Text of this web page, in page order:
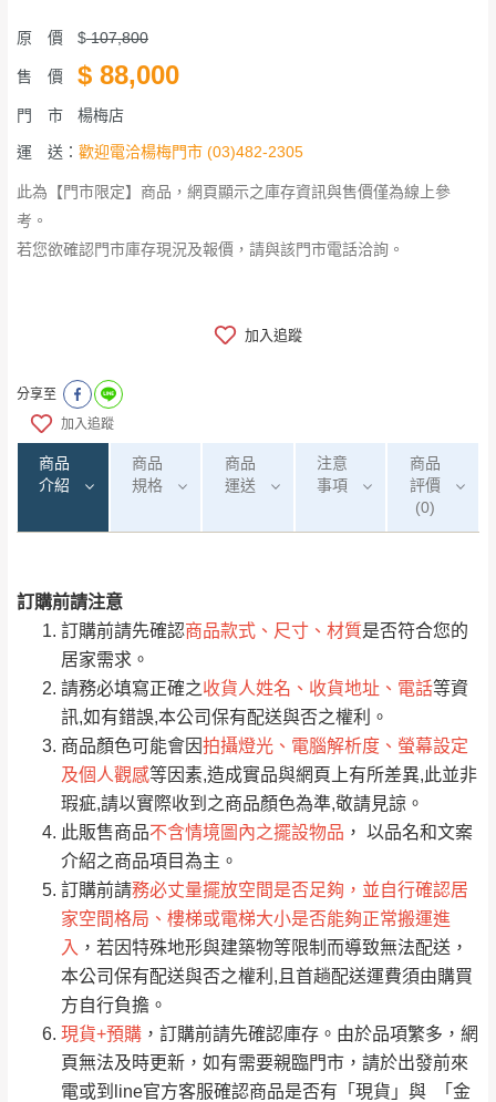
原 價 $107,800
售 價 $ 88,000
門 市 楊梅店
運 送： 歡迎電洽楊梅門市 (03)482-2305
此為【門市限定】商品，網頁顯示之庫存資訊與售價僅為線上參
考。
若您欲確認門市庫存現況及報價，請與該門市電話洽詢。
加入追蹤
分享至
加入追蹤
商品
介紹
商品
規格
商品
運送
注意
事項
商品
評價
(0)
訂購前請注意
訂購前請先確認商品款式、尺寸、材質是否符合您的
居家需求。
請務必填寫正確之收貨人姓名、收貨地址、電話等資
訊,如有錯誤,本公司保有配送與否之權利。
商品顏色可能會因拍攝燈光、電腦解析度、螢幕設定
及個人觀感等因素,造成實品與網頁上有所差異,此並非
瑕疵,請以實際收到之商品顏色為準,敬請見諒。
此販售商品不含情境圖內之擺設物品 ， 以品名和文案
介紹之商品項目為主。
訂購前請務必丈量擺放空間是否足夠，並自行確認居
家空間格局、樓梯或電梯大小是否能夠正常搬運進
入 ，若因特殊地形與建築物等限制而導致無法配送，
本公司保有配送與否之權利,且首趟配送運費須由購買
方自行負擔。
現貨+預購 ，訂購前請先確認庫存。由於品項繁多，網
頁無法及時更新，如有需要親臨門市，請於出發前來
電或到line官方客服確認商品是否有「現貨」與 「金
運 費 說 明
運送地區 運送費用
偏遠地區
（請先線上詢問 LINE
→@dershin ）
桃園
免 運
費
復興鄉
新竹
峨眉鄉、五峰鄉、
橫山、北埔鄉、尖
石鄉、寶山鄉山
區、新埔山區、芎
里
台北 無
注意事項：
由於品項繁多，網頁無法及時更新，如有需
要購買商品，請於出發前來電或到「官方
Line客服」來信確認商品是否有「現貨」與
「金額」。
若商品價格或庫存有異常，商家有權取消訂
單。部分網路商品恕無法更改原設計或客製，敬請
見諒！
接單後二日內(不含例假日)，我們客服會與您
電話聯絡或E-Mail通知確認訂單。
（線上客
服 LINE → @dershin）
下單前先詢問是否現貨 ，若未詢問下單後無
現貨我們客服會再來電或E-Mail與您聯絡
（洽詢方式請搜尋 Line ID → @dershin）
運送範圍：限定北至基隆，南至苗栗，偏遠
地區恕無法提供運送 (詳見運送規章)。
0/5 (0)筆
全部 依評論高至低排列
依評論低至高排列 只顯示附上圖片
只顯示附上評論